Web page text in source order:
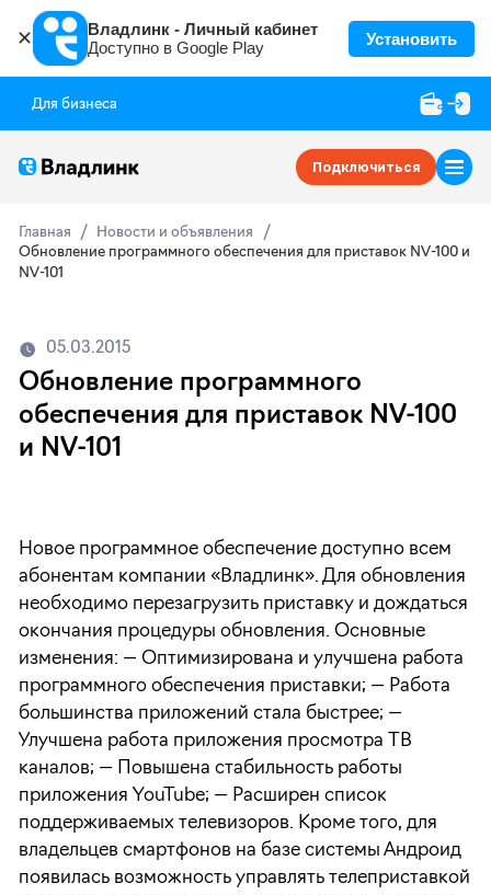
✕
Владлинк - Личный кабинет
Доступно в Google Play
Установить
Для бизнеса
Подключиться
Главная
Новости и объявления
Обновление программного обеспечения для приставок NV-100 и
NV-101
05.03.2015
Обновление программного
обеспечения для приставок NV-100
и NV-101
Новое программное обеспечение доступно всем
абонентам компании «Владлинк». Для обновления
необходимо перезагрузить приставку и дождаться
окончания процедуры обновления. Основные
изменения: — Оптимизирована и улучшена работа
программного обеспечения приставки; — Работа
большинства приложений стала быстрее; —
Улучшена работа приложения просмотра ТВ
каналов; — Повышена стабильность работы
приложения YouTube; — Расширен список
поддерживаемых телевизоров. Кроме того, для
владельцев смартфонов на базе системы Андроид
появилась возможность управлять телеприставкой